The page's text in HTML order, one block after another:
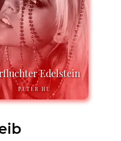
Edelstein
PETER HU